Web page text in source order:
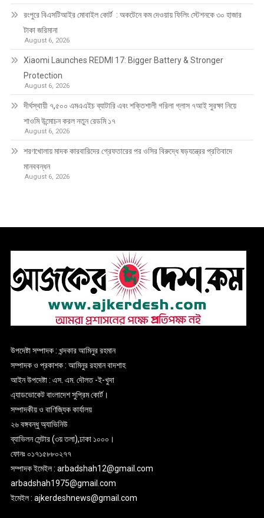
রংপুরে বিএসটিআইর মোবাইল কোর্ট : অকটেনে কম দেওয়ায় ফিলিং স্টেশনকে ৩০ হাজার
টাকা জরিমানা
August 6, 2026
Xiaomi Launches REDMI 17: Bigger Battery & Stronger
Protection
August 6, 2026
দীর্ঘস্থায়ী ৭,৫০০ এমএএইচ ব্যাটারি এবং শক্তিশালী গরিলা গ্লাস ৭আই সুরক্ষা নিয়ে
শাওমি উন্মোচন করল নতুন রেডমি ১৭
August 6, 2026
শরণখোলায় মাদক কারবারিদের গ্রেফতারের পর ওসির বিরুদ্ধে ষড়যন্ত্রের প্রতিবাদে
মানববন্ধন
August 6, 2026
উপদেষ্টা সম্পাদক : খন্দকার আমিনুর রহমান
সম্পাদক ও প্রকাশক : আমিনুর রহমান বাদশাহ
আইন উপদেষ্টা : এস. এম. দৌলত -ই-খুদা
এ্যাডভোকেট বাংলাদেশ সুপ্রিম কোর্ট।
সম্পাদকীয় ও বাণিজ্যিক কার্যালয়
২৬ বঙ্গবন্ধু অ্যাভিনিউ
ব্যাভিলন সেন্টার (৩য় তলা),ঢাকা ১০০০।
ফোনঃ ০১৭১৫৮৮০২৭৭
সম্পাদক ইমেইল : arbadshah12@gmail.com
arbadshah1975@gmail.com
ইমেইল : ajkerdeshnews@gmail.com